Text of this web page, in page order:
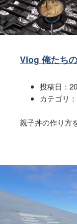
Vlog 俺たち
投稿日：
カテゴリ：
親子丼の作り